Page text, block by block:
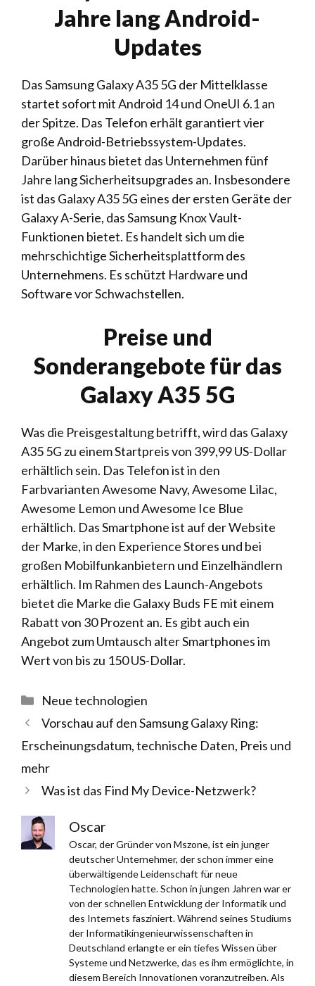
Jahre lang Android-
Updates
Das Samsung Galaxy A35 5G der Mittelklasse
startet sofort mit Android 14 und OneUI 6.1 an
der Spitze. Das Telefon erhält garantiert vier
große Android-Betriebssystem-Updates.
Darüber hinaus bietet das Unternehmen fünf
Jahre lang Sicherheitsupgrades an. Insbesondere
ist das Galaxy A35 5G eines der ersten Geräte der
Galaxy A-Serie, das Samsung Knox Vault-
Funktionen bietet. Es handelt sich um die
mehrschichtige Sicherheitsplattform des
Unternehmens. Es schützt Hardware und
Software vor Schwachstellen.
Preise und
Sonderangebote für das
Galaxy A35 5G
Was die Preisgestaltung betrifft, wird das Galaxy
A35 5G zu einem Startpreis von 399,99 US-Dollar
erhältlich sein. Das Telefon ist in den
Farbvarianten Awesome Navy, Awesome Lilac,
Awesome Lemon und Awesome Ice Blue
erhältlich. Das Smartphone ist auf der Website
der Marke, in den Experience Stores und bei
großen Mobilfunkanbietern und Einzelhändlern
erhältlich. Im Rahmen des Launch-Angebots
bietet die Marke die Galaxy Buds FE mit einem
Rabatt von 30 Prozent an. Es gibt auch ein
Angebot zum Umtausch alter Smartphones im
Wert von bis zu 150 US-Dollar.
Kategorien
Neue technologien
Vorschau auf den Samsung Galaxy Ring:
Erscheinungsdatum, technische Daten, Preis und
mehr
Was ist das Find My Device-Netzwerk?
Oscar
Oscar, der Gründer von Mszone, ist ein junger
deutscher Unternehmer, der schon immer eine
überwältigende Leidenschaft für neue
Technologien hatte. Schon in jungen Jahren war er
von der schnellen Entwicklung der Informatik und
des Internets fasziniert. Während seines Studiums
der Informatikingenieurwissenschaften in
Deutschland erlangte er ein tiefes Wissen über
Systeme und Netzwerke, das es ihm ermöglichte, in
diesem Bereich Innovationen voranzutreiben. Als